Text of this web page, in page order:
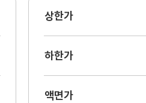
상한가
하한가
액면가